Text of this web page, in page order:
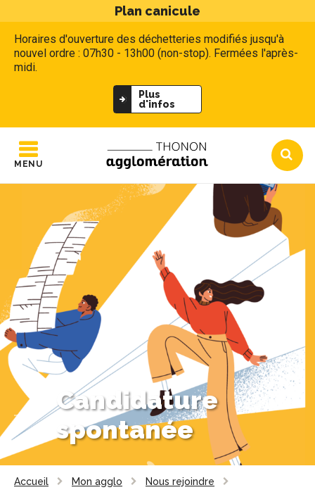
Plan canicule
Horaires d'ouverture des déchetteries modifiés jusqu'à
nouvel ordre : 07h30 - 13h00 (non-stop). Fermées l'après-
midi.
Plus
d'infos
MENU
Candidature
spontanée
Accueil Mon agglo Nous rejoindre